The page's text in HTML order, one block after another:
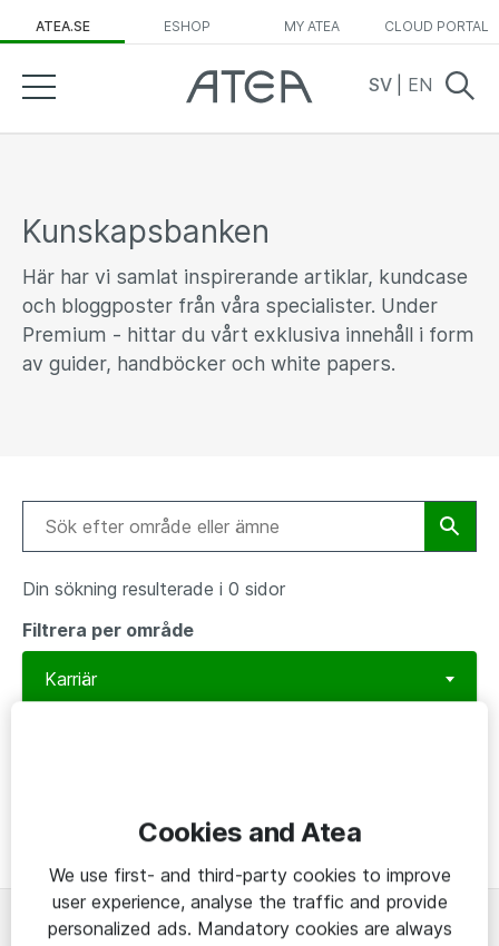
ATEA.SE ESHOP MY ATEA CLOUD PORTAL
SV EN
Kunskapsbanken
Här har vi samlat inspirerande artiklar, kundcase
och bloggposter från våra specialister. Under
Premium - hittar du vårt exklusiva innehåll i form
av guider, handböcker och white papers.
Din sökning resulterade i 0 sidor
Filtrera per område
Cookies and Atea
We use first- and third-party cookies to improve
user experience, analyse the traffic and provide
personalized ads. Mandatory cookies are always